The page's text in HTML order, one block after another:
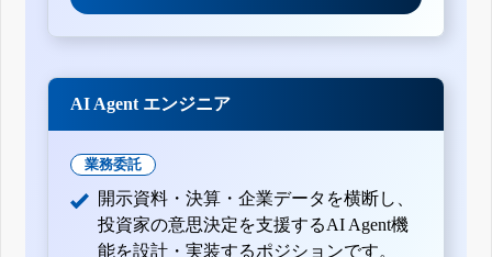
AI Agent エンジニア
業務委託
開示資料・決算・企業データを横断し、
投資家の意思決定を支援するAI Agent機
能を設計・実装するポジションです。